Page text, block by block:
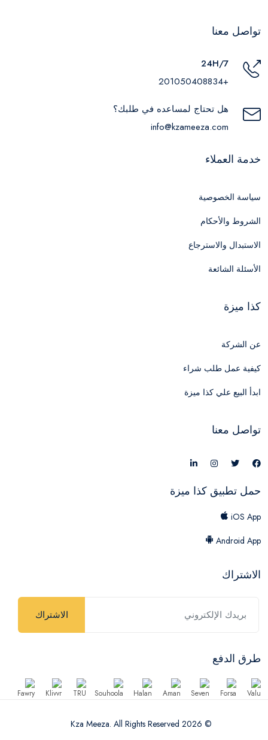
تواصل معنا
24H/7
+201050408834
هل تحتاج لمساعده في طلبك؟
info@kzameeza.com
خدمة العملاء
سياسة الخصوصية
الشروط والأحكام
الاستبدال والاسترجاع
الأسئلة الشائعة
كذا ميزة
عن الشركة
كيفية عمل طلب شراء
ابدأ البيع علي كذا ميزة
تواصل معنا
حمل تطبيق كذا ميزة
iOS App
Android App
الاشتراك
الاشتراك
طرق الدفع
© 2026 Kza Meeza. All Rights Reserved